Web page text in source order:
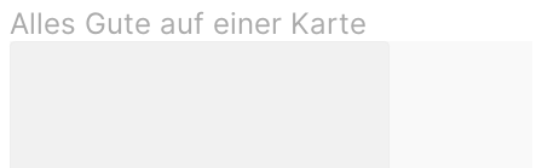
Alles Gute auf einer Karte